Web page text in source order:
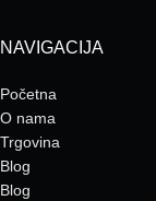
NAVIGACIJA
Početna
O nama
Trgovina
Blog
Blog